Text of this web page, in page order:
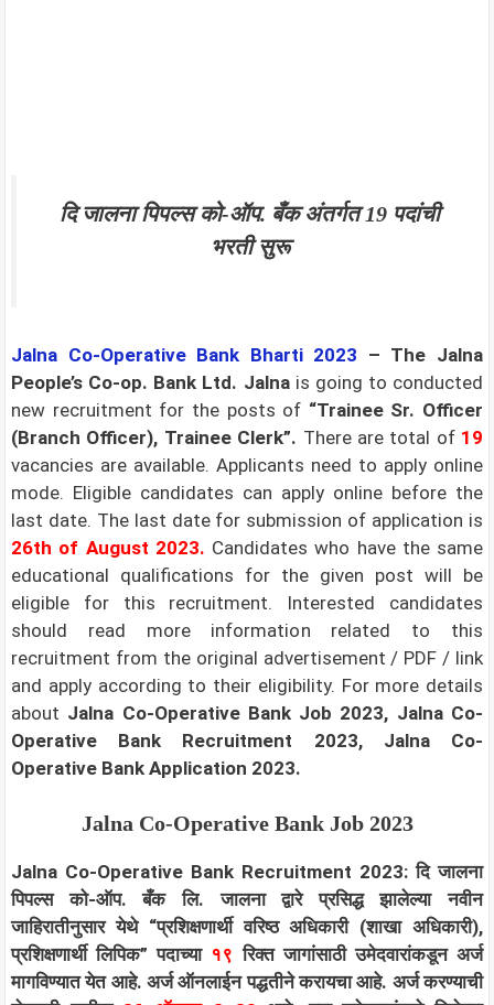
दि जालना पिपल्स को-ऑप. बँक अंतर्गत 19 पदांची
भरती सुरू
Jalna Co-Operative Bank Bharti 2023 – The Jalna
People’s Co-op. Bank Ltd. Jalnais going to conducted
new recruitment for the posts of “Trainee Sr. Officer
(Branch Officer), Trainee Clerk”. There are total of 19
vacancies are available. Applicants need to apply online
mode. Eligible candidates can apply online before the
last date. The last date for submission of application is
26th of August 2023. Candidates who have the same
educational qualifications for the given post will be
eligible for this recruitment. Interested candidates
should read more information related to this
recruitment from the original advertisement / PDF / link
and apply according to their eligibility. For more details
about Jalna Co-Operative Bank Job 2023, Jalna Co-
Operative Bank Recruitment 2023, Jalna Co-
Operative Bank Application 2023.
Jalna Co-Operative Bank Job 2023
Jalna Co-Operative Bank Recruitment 2023: दि जालना
पिपल्स को-ऑप. बँक लि. जालना द्वारे प्रसिद्ध झालेल्या नवीन
जाहिरातीनुसार येथे “प्रशिक्षणार्थी वरिष्ठ अधिकारी (शाखा अधिकारी),
प्रशिक्षणार्थी लिपिक” पदाच्या१९रिक्त जागांसाठी उमेदवारांकडून अर्ज
मागविण्यात येत आहे. अर्ज ऑनलाईन पद्धतीने करायचा आहे. अर्ज करण्याची